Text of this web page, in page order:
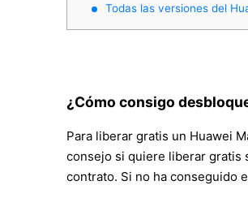
Todas las versiones del
¿Cómo consigo
Para liberar gratis un Huawei
consejo si quiere liberar gratis
contrato. Si no ha conseguido